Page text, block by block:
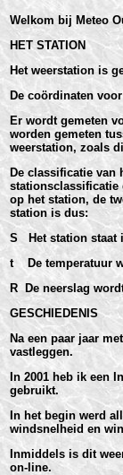
Welkom bij Meteo
HET STATION
Het weerstation is
De coördinaten
Er wordt gemeten
worden gemeten
weerstation, zoals
De classificatie van
stationsclassificatie
op het station, de
station is dus:
S Het station staat
t De temperatuur
R De neerslag
GESCHIEDENIS
Na een paar jaar
vastleggen.
In 2001 heb ik een
gebruikt.
In het begin werd
windsnelheid en
Inmiddels is dit
on-line.